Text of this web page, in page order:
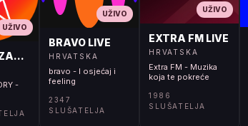
UŽIVO
LIVE
-
UŽIVO
BRAVO LIVE
HRVATSKA
bravo - I osjećaj i
feeling
2347
SLUŠATELJA
UŽIVO
EXTRA FM LIVE
HRVATSKA
Extra FM - Muzika
koja te pokreće
1986
SLUŠATELJA